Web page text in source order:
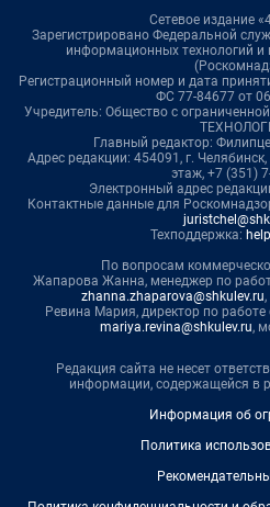
Сетевое издание
Зарегистрировано Федеральной
информационных технологий
Регистрационный номер и дата
ФС 77-84677 от
Учредитель: Общество с
Главный редактор:
Адрес редакции: 454091, г.
этаж, +7 (351)
Электронный адрес
Контактные данные для
Техподдержка:
По вопросам
Жапарова Жанна, менеджер по
zhanna.zhaparova@shkulev.ru
Ревина Мария, директор по
mariya.revina@shkulev.ru,
Редакция сайта не несет
информации, содержащейся в
Информация об
Политика